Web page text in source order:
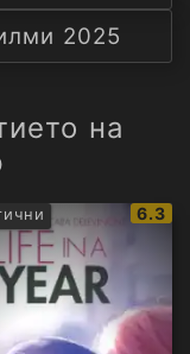
А 2025
на
IMDb
6.3